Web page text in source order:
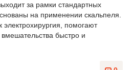
за рамки стандартных
на применении скальпеля.
помогают
вмешательства быстро и